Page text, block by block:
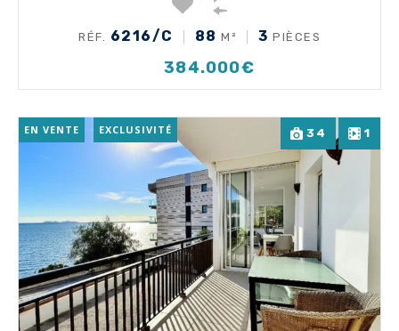
RÉF. 6216/C 88 M² 3 PIÈCES
384.000€
34 1
EN VENTE EXCLUSIVITÉ